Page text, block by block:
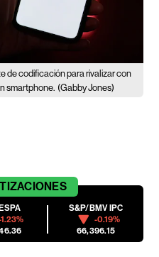
de codificación para rivalizar con
smartphone. (Gabby Jones)
S&P/BMV IPC
-0.19%
66,396.15